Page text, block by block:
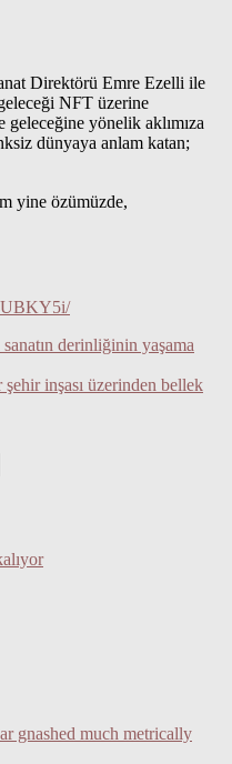
Direktörü Emre Ezelli ile
NFT üzerine
geleceğine yönelik aklımıza
dünyaya anlam katan;
yine özümüzde,
derinliğinin yaşama
inşası üzerinden bellek
gnashed much metrically